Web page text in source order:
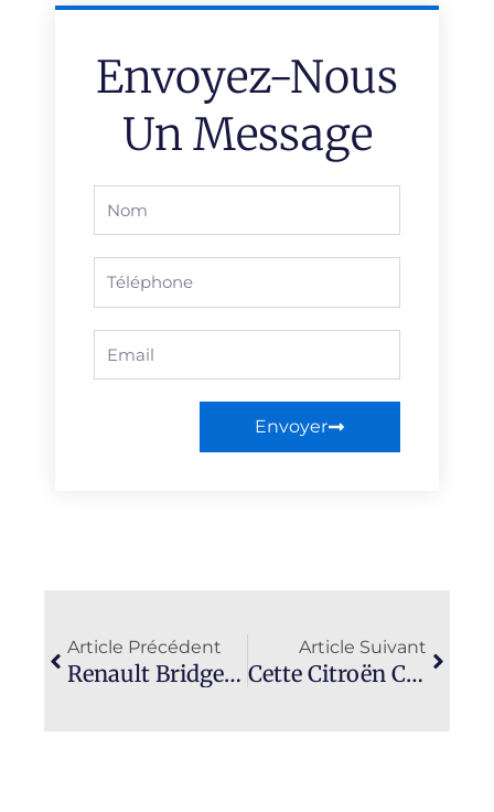
Envoyez-Nous
Un Message
Envoyer
Article Précédent
Renault Bridger : Le Vrai 4×4 Hybride Abordable Conçu Pour Explorer Les Sentiers Hors Des Sentiers Battus
Article Suivant
Cette Citroën C3 Électrique À 12 990 € : Le Confort Royal Qui Écrase La Renault Twingo !